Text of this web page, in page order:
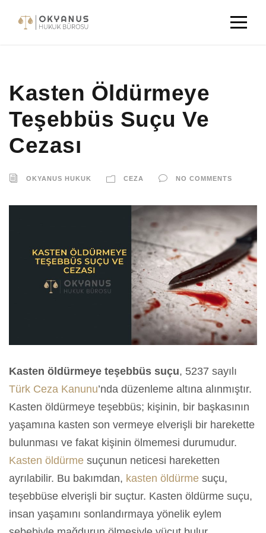
Kasten Öldürmeye
Teşebbüs Suçu Ve
Cezası
OKYANUS HUKUK CEZA NO COMMENTS
Kasten öldürmeye teşebbüs suçu, 5237 sayılı
Türk Ceza Kanunu’nda düzenleme altına alınmıştır.
Kasten öldürmeye teşebbüs; kişinin, bir başkasının
yaşamına kasten son vermeye elverişli bir harekette
bulunması ve fakat kişinin ölmemesi durumudur.
Kasten öldürme suçunun neticesi hareketten
ayrılabilir. Bu bakımdan, kasten öldürme suçu,
teşebbüse elverişli bir suçtur. Kasten öldürme suçu,
insan yaşamını sonlandırmaya yönelik eylem